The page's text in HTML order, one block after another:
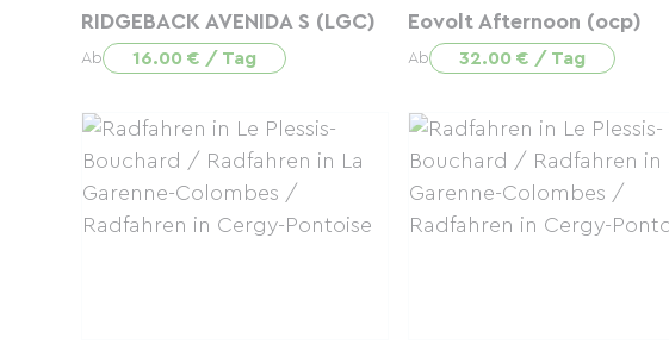
RIDGEBACK AVENIDA S (LGC)
Ab 16.00 € / Tag
Eovolt Afternoon (ocp)
Ab 32.00 € / Tag